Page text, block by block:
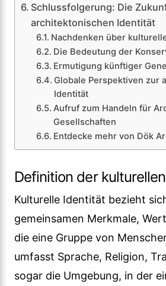
Schlussfolgerung: Die
architektonischen Identität
Nachdenken über
Die Bedeutung der
Ermutigung künftiger
Globale Perspektiven zur
Identität
Aufruf zum Handeln für
Gesellschaften
Entdecke mehr von Dök
Definition der
Kulturelle Identität bezieht
gemeinsamen Merkmale,
die eine Gruppe von
umfasst Sprache, Religion,
sogar die Umgebung, in der